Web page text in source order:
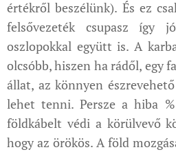
értékről beszélünk). És ez
felsővezeték csupasz így
oszlopokkal együtt is. A
olcsóbb, hiszen ha rádől, egy
állat, az könnyen
lehet tenni. Persze a hiba
földkábelt védi a körülvevő
hogy az örökös. A föld